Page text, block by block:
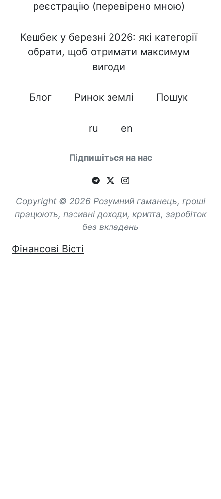
реєстрацію (перевірено мною)
Кешбек у березні 2026: які категорії
обрати, щоб отримати максимум
вигоди
Блог Ринок землі Пошук
ru en
Підпишіться на нас
Copyright © 2026 Розумний гаманець, гроші
працюють, пасивні доходи, крипта, заробіток
без вкладень
Фінансові Вісті